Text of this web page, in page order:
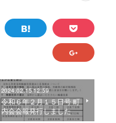
2024.02.15 12:59
令和６年２月１５日号 町
内会会報発行しました